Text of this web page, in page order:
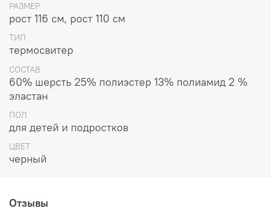
РАЗМЕР
рост 116 см, рост 110 см
ТИП
термосвитер
СОСТАВ
60% шерсть 25% полиэстер 13% полиамид 2 %
эластан
ПОЛ
для детей и подростков
ЦВЕТ
черный
Отзывы